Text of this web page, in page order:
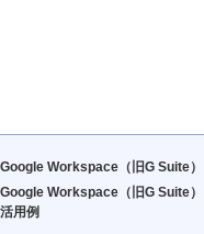
Google Workspace（旧G Suite）
Google Workspace（旧G Suite）
活用例